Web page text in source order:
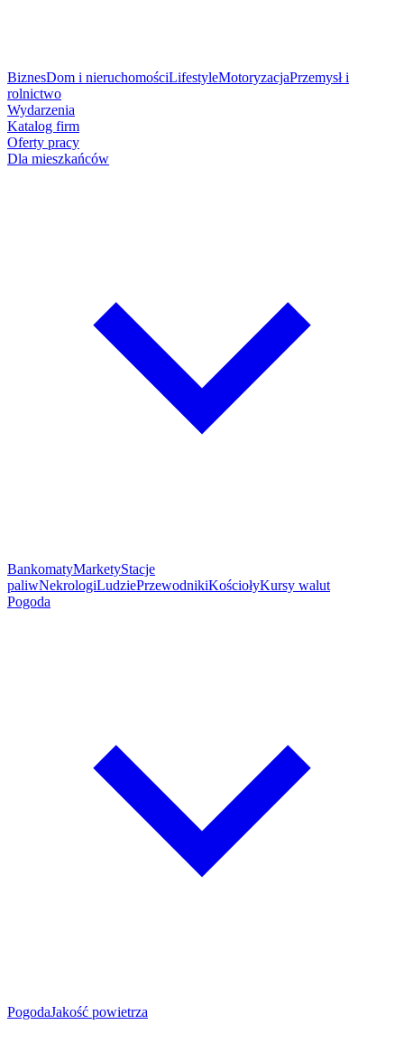
BiznesDom i nieruchomościLifestyleMotoryzacjaPrzemysł i
rolnictwo
Wydarzenia
Katalog firm
Oferty pracy
Dla mieszkańców
BankomatyMarketyStacje
paliwNekrologiLudziePrzewodnikiKościołyKursy walut
Pogoda
PogodaJakość powietrza